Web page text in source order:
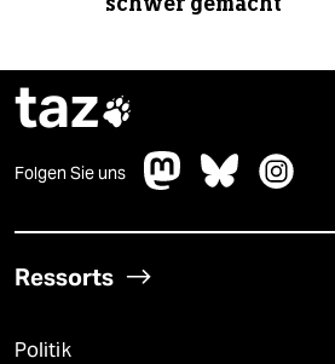
taz
Folgen Sie uns
Ressorts
Politik